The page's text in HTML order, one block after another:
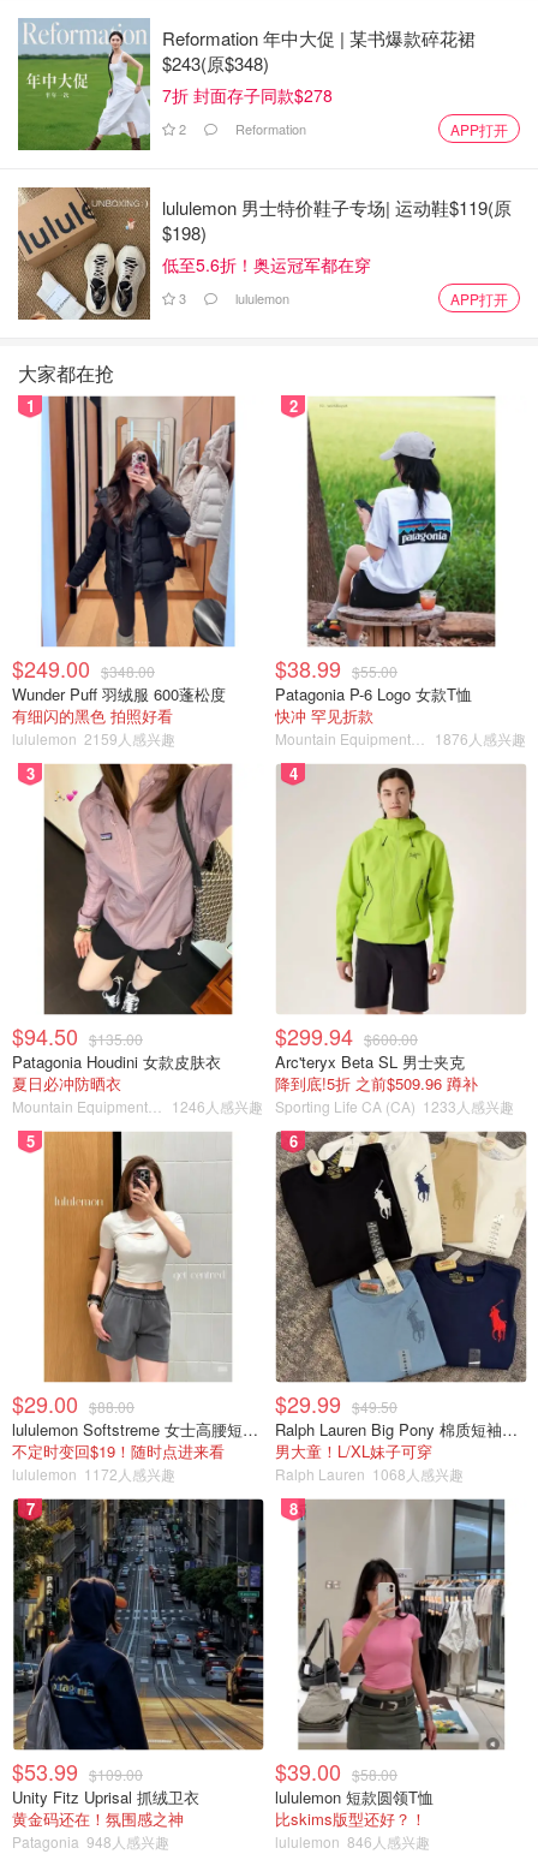
Reformation 年中大促 | 某书爆款碎花裙
$243(原$348)
7折 封面存子同款$278
2 Reformation APP打开
lululemon 男士特价鞋子专场| 运动鞋$119(原
$198)
低至5.6折！奥运冠军都在穿
3 lululemon APP打开
大家都在抢
1
$249.00 $348.00
Wunder Puff 羽绒服 600蓬松度
有细闪的黑色 拍照好看
lululemon 2159人感兴趣
2
$38.99 $55.00
Patagonia P-6 Logo 女款T恤
快冲 罕见折款
1876人感兴趣
3
$94.50 $135.00
Patagonia Houdini 女款皮肤衣
夏日必冲防晒衣
1246人感兴趣
4
$299.94 $600.00
Arc'teryx Beta SL 男士夹克
降到底!5折 之前$509.96 蹲补
Sporting Life CA (CA) 1233人感兴趣
5
$29.00 $88.00
lululemon Softstreme 女士高腰短裤 10cm
不定时变回$19！随时点进来看
lululemon 1172人感兴趣
6
$29.99 $49.50
Ralph Lauren Big Pony 棉质短袖T恤
男大童！L/XL妹子可穿
Ralph Lauren 1068人感兴趣
7
$53.99 $109.00
Unity Fitz Uprisal 抓绒卫衣
黄金码还在！氛围感之神
Patagonia 948人感兴趣
8
$39.00 $58.00
lululemon 短款圆领T恤
比skims版型还好？！
lululemon 846人感兴趣